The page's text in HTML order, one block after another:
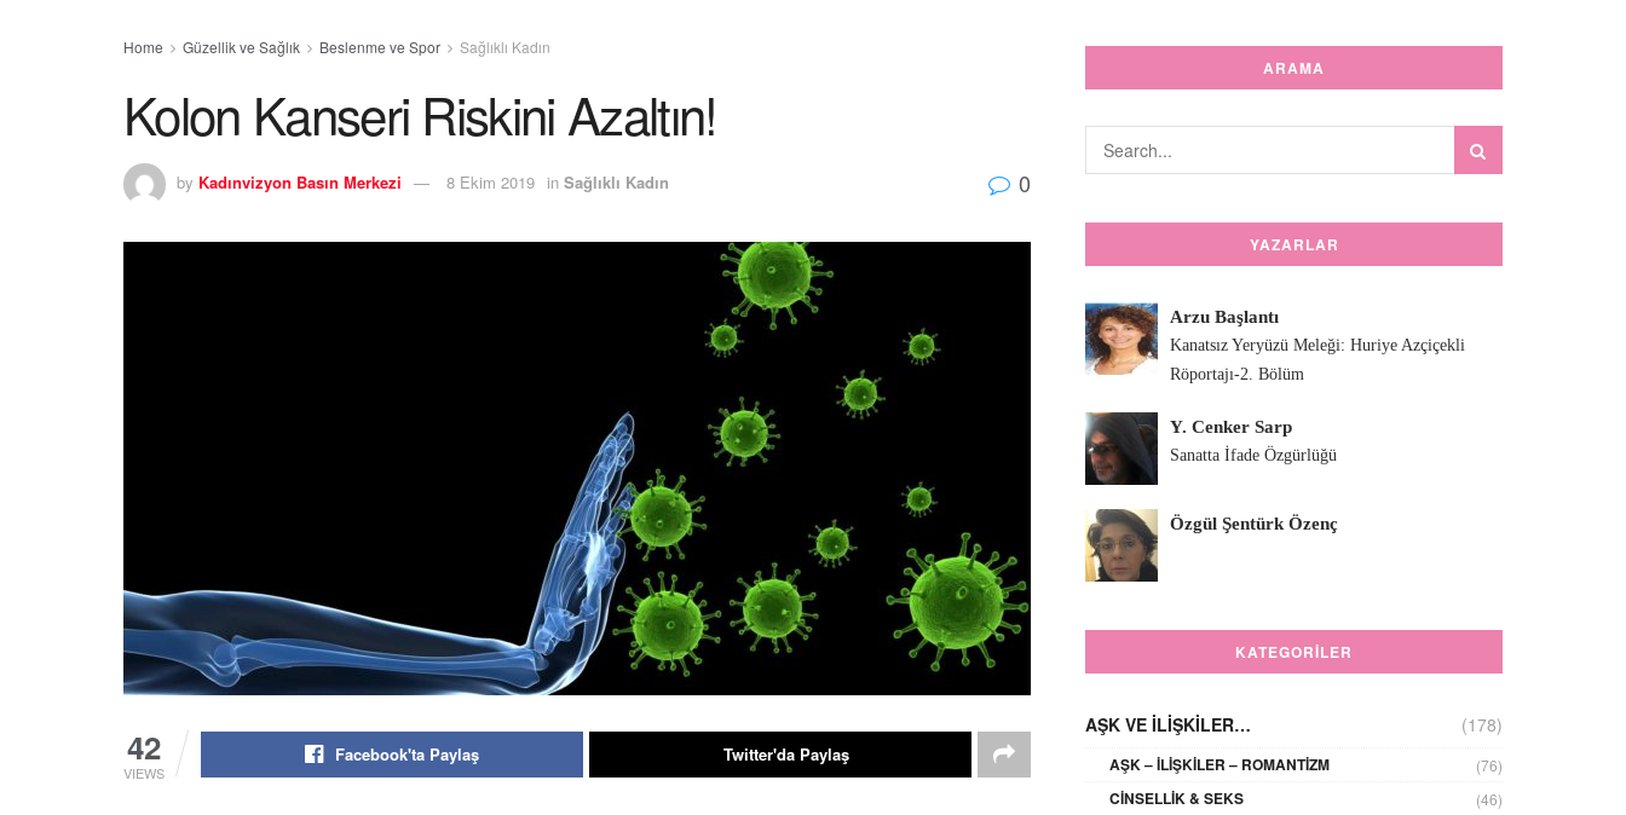
Home Güzellik ve Sağlık Beslenme ve Spor Sağlıklı Kadın
Kolon Kanseri Riskini Azaltın!
by Kadınvizyon Basın Merkezi 8 Ekim 2019 in Sağlıklı Kadın 0
42
VIEWS
Facebook'ta Paylaş Twitter'da Paylaş
ARAMA
YAZARLAR
Arzu Başlantı
Kanatsız Yeryüzü Meleği: Huriye Azçiçekli
Röportajı-2. Bölüm
Y. Cenker Sarp
Sanatta İfade Özgürlüğü
Özgül Şentürk Özenç
KATEGORILER
AŞK VE İLIŞKILER… (178)
AŞK – İLIŞKILER – ROMANTIZM (76)
CINSELLIK & SEKS (46)